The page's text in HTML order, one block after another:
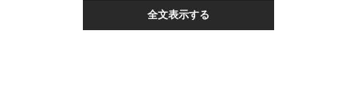
全文表示する